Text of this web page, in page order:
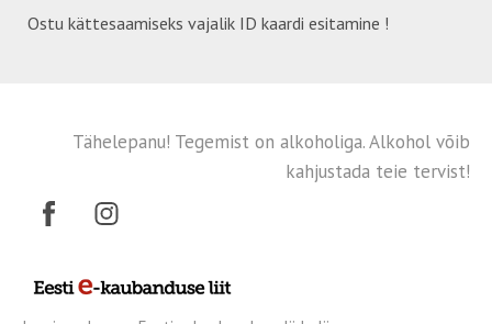
Ostu kättesaamiseks vajalik ID kaardi esitamine !
Tähelepanu! Tegemist on alkoholiga. Alkohol võib
kahjustada teie tervist!